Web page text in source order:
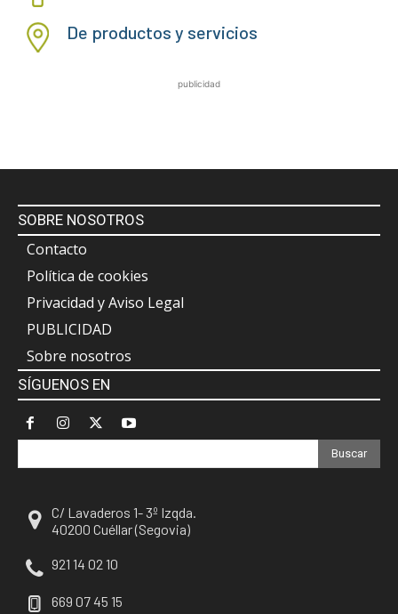
De productos y servicios
publicidad
SOBRE NOSOTROS
Contacto
Política de cookies
Privacidad y Aviso Legal
PUBLICIDAD
Sobre nosotros
SÍGUENOS EN
Buscar
C/ Lavaderos 1- 3º Izqda.
40200 Cuéllar (Segovia)
921 14 02 10
669 07 45 15